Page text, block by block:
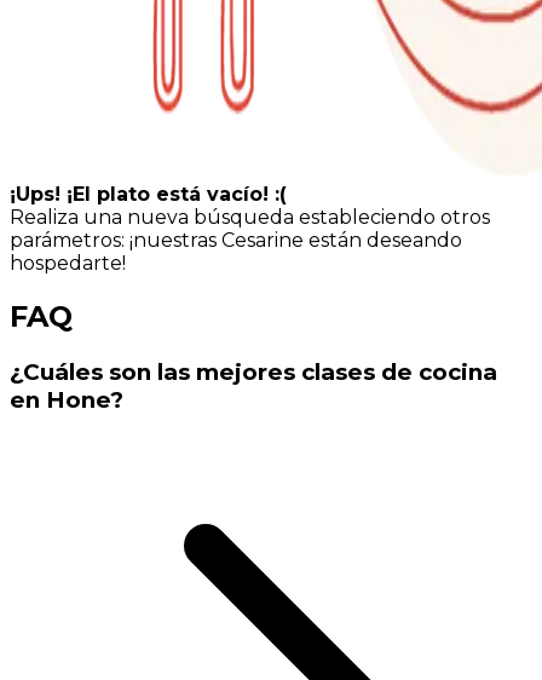
¡Ups! ¡El plato está vacío! :(
Realiza una nueva búsqueda estableciendo otros
parámetros: ¡nuestras Cesarine están deseando
hospedarte!
FAQ
¿Cuáles son las mejores clases de cocina
en Hone?